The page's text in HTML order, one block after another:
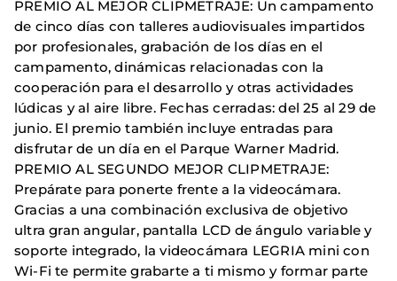
PREMIO AL MEJOR CLIPMETRAJE: Un campamento
de cinco días con talleres audiovisuales impartidos
por profesionales, grabación de los días en el
campamento, dinámicas relacionadas con la
cooperación para el desarrollo y otras actividades
lúdicas y al aire libre. Fechas cerradas: del 25 al 29 de
junio. El premio también incluye entradas para
disfrutar de un día en el Parque Warner Madrid.
PREMIO AL SEGUNDO MEJOR CLIPMETRAJE:
Prepárate para ponerte frente a la videocámara.
Gracias a una combinación exclusiva de objetivo
ultra gran angular, pantalla LCD de ángulo variable y
soporte integrado, la videocámara LEGRIA mini con
Wi-Fi te permite grabarte a ti mismo y formar parte